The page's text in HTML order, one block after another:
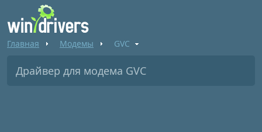
Главная Модемы GVC
Драйвер для модема GVC